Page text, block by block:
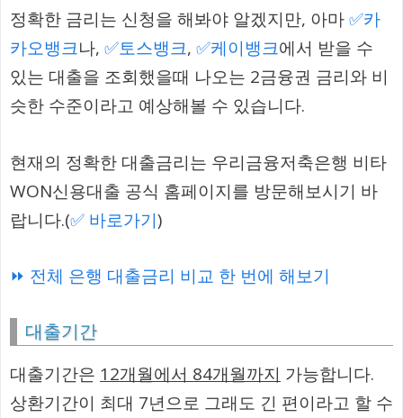
정확한 금리는 신청을 해봐야 알겠지만, 아마✅카
카오뱅크나, ✅토스뱅크, ✅케이뱅크에서 받을 수
있는 대출을 조회했을때 나오는 2금융권 금리와 비
슷한 수준이라고 예상해볼 수 있습니다.
현재의 정확한 대출금리는 우리금융저축은행 비타
WON신용대출 공식 홈페이지를 방문해보시기 바
랍니다.(✅ 바로가기)
⏩ 전체 은행 대출금리 비교 한 번에 해보기
대출기간
대출기간은 12개월에서 84개월까지 가능합니다.
상환기간이 최대 7년으로 그래도 긴 편이라고 할 수